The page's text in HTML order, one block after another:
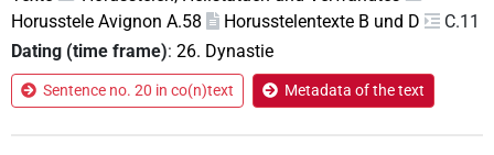
Horusstele Avignon A.58
Horusstelentexte B und D
C.11
Dating (time frame): 26. Dynastie
Sentence no. 20 in co(n)text Metadata of the text